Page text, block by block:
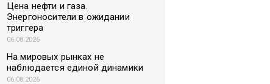
Цена нефти и газа.
Энергоносители в ожидании
триггера
06.08.2026
На мировых рынках не
наблюдается единой динамики
06.08.2026